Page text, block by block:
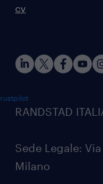
cv
RANDSTAD
Sede Legale:
Milano